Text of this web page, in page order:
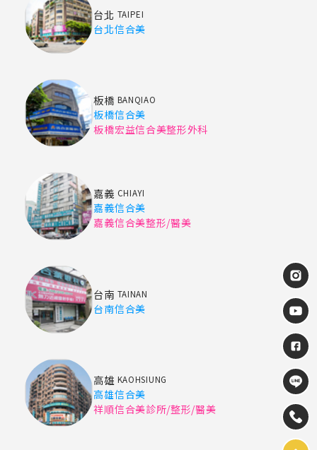
台北 TAIPEI
台北信合美
板橋 BANQIAO
板橋信合美
板橋宏益信合美整形外科
嘉義 CHIAYI
嘉義信合美
嘉義信合美整形/醫美
台南 TAINAN
台南信合美
高雄 KAOHSIUNG
高雄信合美
祥順信合美診所/整形/醫美